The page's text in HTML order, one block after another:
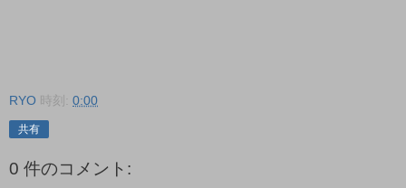
RYO 時刻: 0:00
共有
0 件のコメント: